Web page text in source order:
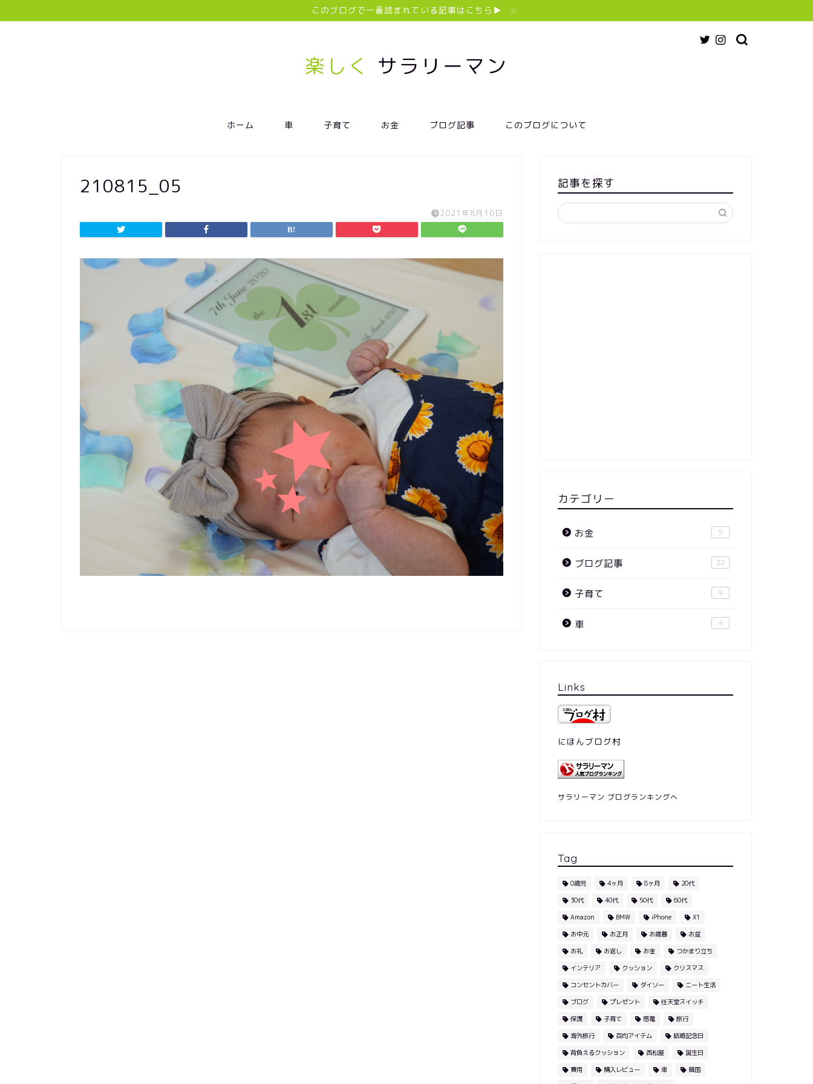
このブログで一番読まれている記事はこちら▶︎
楽しく サラリーマン
ホーム 車 子育て お金 ブログ記事 このブログについて
210815_05
2021年8月16日
記事を探す
カテゴリー
お金 5
ブログ記事 22
子育て 9
車 4
Links
にほんブログ村
サラリーマン ブログランキングへ
Tag
0歳児 4ヶ月 8ヶ月
20代
30代
40代 50代
60代
Amazon
BMW iPhone
X1
お中元
お正月 お歳暮
お盆
お礼
お返し お金
つかまり立ち
インテリア
クッション
クリスマス
コンセントカバー
ダイソー
ニート生活
ブログ
プレゼント
任天堂スイッチ
保護
子育て 感電
旅行
海外旅行
百均アイテム
結婚記念日
背負えるクッション
西松屋
誕生日
費用
購入レビュー 車
韓国